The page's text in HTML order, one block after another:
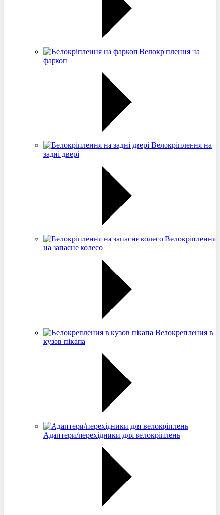
Велокріплення на
фаркоп
Велокріплення на
задні двері
Велокріплення
на запасне колесо
Велокрепления в
кузов пікапа
Адаптери/перехідники для велокріплень